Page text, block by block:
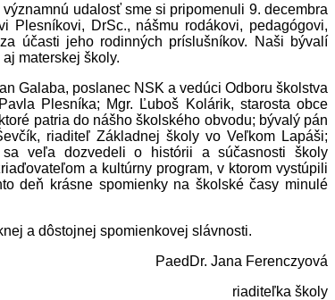
udalosť sme si pripomenuli 9. decembra
DrSc., nášmu rodákovi, pedagógovi,
účasti jeho rodinných príslušníkov. Naši bývalí
materskej školy.
Galaba, poslanec NSK a vedúci Odboru školstva
Plesníka; Mgr. Ľuboš Kolárik, starosta obce
patria do nášho školského obvodu; bývalý pán
riaditeľ Základnej školy vo Veľkom Lapáši;
veľa dozvedeli o histórii a súčasnosti školy
a kultúrny program, v ktorom vystúpili
deň krásne spomienky na školské časy minulé
a dôstojnej spomienkovej slávnosti.
PaedDr. Jana Ferenczyová
riaditeľka školy